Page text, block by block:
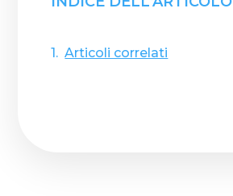
Articoli correlati